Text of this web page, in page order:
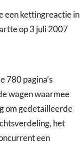
een kettingreactie in
op 3 juli 2007
780 pagina’s
wagen waarmee
om gedetailleerde
het
een